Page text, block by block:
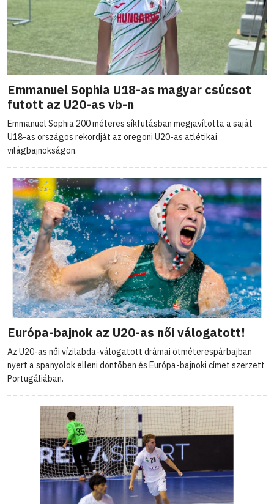
Emmanuel Sophia U18-as magyar csúcsot
futott az U20-as vb-n
Emmanuel Sophia 200 méteres síkfutásban megjavította a saját
U18-as országos rekordját az oregoni U20-as atlétikai
világbajnokságon.
Európa-bajnok az U20-as női válogatott!
Az U20-as női vízilabda-válogatott drámai ötméterespárbajban
nyert a spanyolok elleni döntőben és Európa-bajnoki címet szerzett
Portugáliában.